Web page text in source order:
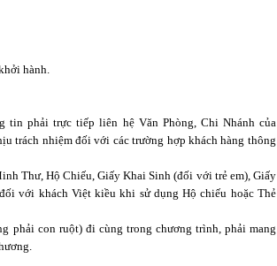
hành.
phải trực tiếp liên hệ Văn Phòng, Chi Nhánh của
trách nhiệm đối với các trường hợp khách hàng thông
Thư, Hộ Chiếu, Giấy Khai Sinh (đối với trẻ em), Giấy
với khách Việt kiều khi sử dụng Hộ chiếu hoặc Thẻ
phải con ruột) đi cùng trong chương trình, phải mang